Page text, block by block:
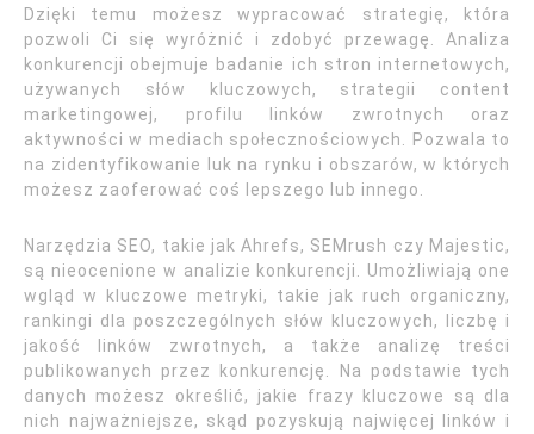
Dzięki temu możesz wypracować strategię, która
pozwoli Ci się wyróżnić i zdobyć przewagę. Analiza
konkurencji obejmuje badanie ich stron internetowych,
używanych słów kluczowych, strategii content
marketingowej, profilu linków zwrotnych oraz
aktywności w mediach społecznościowych. Pozwala to
na zidentyfikowanie luk na rynku i obszarów, w których
możesz zaoferować coś lepszego lub innego.
Narzędzia SEO, takie jak Ahrefs, SEMrush czy Majestic,
są nieocenione w analizie konkurencji. Umożliwiają one
wgląd w kluczowe metryki, takie jak ruch organiczny,
rankingi dla poszczególnych słów kluczowych, liczbę i
jakość linków zwrotnych, a także analizę treści
publikowanych przez konkurencję. Na podstawie tych
danych możesz określić, jakie frazy kluczowe są dla
nich najważniejsze, skąd pozyskują najwięcej linków i